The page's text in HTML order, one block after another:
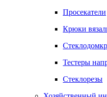
Просекатели
Крюки
Тестеры
Стеклорезы